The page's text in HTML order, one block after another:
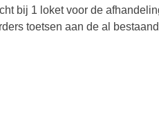
bij 1 loket voor de
toetsen aan de al